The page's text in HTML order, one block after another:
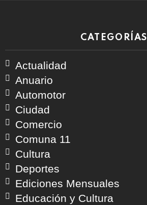
CATEGORÍAS
Actualidad
Anuario
Automotor
Ciudad
Comercio
Comuna 11
Cultura
Deportes
Ediciones Mensuales
Educación y Cultura